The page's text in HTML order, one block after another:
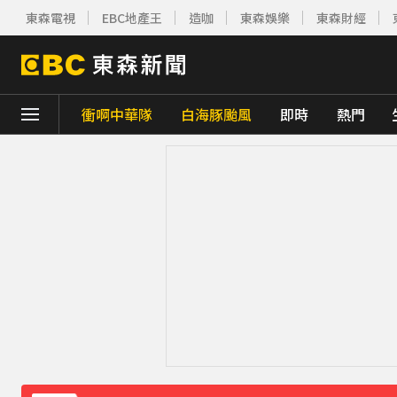
東森電視 EBC地產王 造咖 東森娛樂 東森財經
衝啊中華隊 白海豚颱風 即時 熱門